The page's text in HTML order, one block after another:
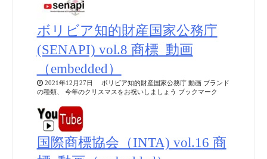
ボリビア知的財産国家公務庁
(SENAPI) vol.8 商標_動画
（embedded）
2021年12月27日 ボリビア知的財産国家公務庁 動画 ブランド
の種類、 今年のクリスマスをお祝いしましょう ブックマーク
国際商標協会（INTA) vol.16 商